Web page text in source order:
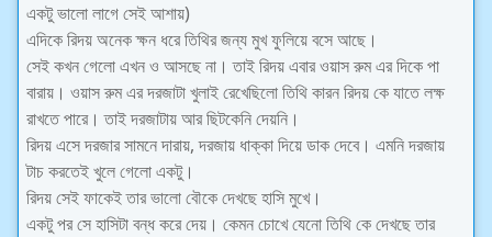
একটু ভালো লাগে সেই আশায়)
এদিকে রিদয় অনেক ক্ষন ধরে তিথির জন্য মুখ ফুলিয়ে বসে আছে।
সেই কখন গেলো এখন ও আসছে না। তাই রিদয় এবার ওয়াস রুম এর দিকে পা
বারায়। ওয়াস রুম এর দরজাটা খুলাই রেখেছিলো তিথি কারন রিদয় কে যাতে লক্ষ
রাখতে পারে। তাই দরজাটায় আর ছিটকেনি দেয়নি।
রিদয় এসে দরজার সামনে দারায়, দরজায় ধাক্কা দিয়ে ডাক দেবে। এমনি দরজায়
টাচ করতেই খুলে গেলো একটু।
রিদয় সেই ফাকেই তার ভালো বৌকে দেখছে হাসি মুখে।
একটু পর সে হাসিটা বন্ধ করে দেয়। কেমন চোখে যেনো তিথি কে দেখছে তার